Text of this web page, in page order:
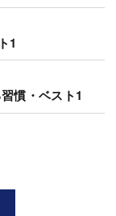
1
慣・ベスト1